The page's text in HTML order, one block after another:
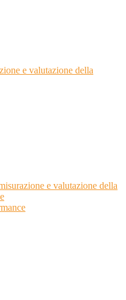
e valutazione della
e valutazione della